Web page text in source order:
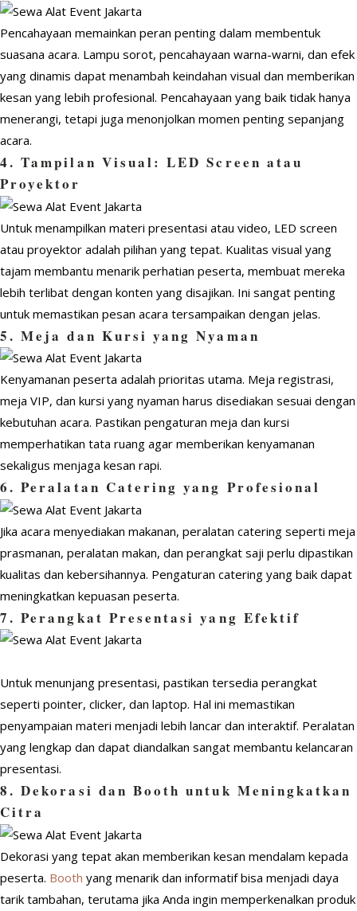
Pencahayaan memainkan peran penting dalam membentuk
suasana acara. Lampu sorot, pencahayaan warna-warni, dan efek
yang dinamis dapat menambah keindahan visual dan memberikan
kesan yang lebih profesional. Pencahayaan yang baik tidak hanya
menerangi, tetapi juga menonjolkan momen penting sepanjang
acara.
4. Tampilan Visual: LED Screen atau
Proyektor
Untuk menampilkan materi presentasi atau video, LED screen
atau proyektor adalah pilihan yang tepat. Kualitas visual yang
tajam membantu menarik perhatian peserta, membuat mereka
lebih terlibat dengan konten yang disajikan. Ini sangat penting
untuk memastikan pesan acara tersampaikan dengan jelas.
5. Meja dan Kursi yang Nyaman
Kenyamanan peserta adalah prioritas utama. Meja registrasi,
meja VIP, dan kursi yang nyaman harus disediakan sesuai dengan
kebutuhan acara. Pastikan pengaturan meja dan kursi
memperhatikan tata ruang agar memberikan kenyamanan
sekaligus menjaga kesan rapi.
6. Peralatan Catering yang Profesional
Jika acara menyediakan makanan, peralatan catering seperti meja
prasmanan, peralatan makan, dan perangkat saji perlu dipastikan
kualitas dan kebersihannya. Pengaturan catering yang baik dapat
meningkatkan kepuasan peserta.
7. Perangkat Presentasi yang Efektif
Untuk menunjang presentasi, pastikan tersedia perangkat
seperti pointer, clicker, dan laptop. Hal ini memastikan
penyampaian materi menjadi lebih lancar dan interaktif. Peralatan
yang lengkap dan dapat diandalkan sangat membantu kelancaran
presentasi.
8. Dekorasi dan Booth untuk Meningkatkan
Citra
Dekorasi yang tepat akan memberikan kesan mendalam kepada
peserta. Booth yang menarik dan informatif bisa menjadi daya
tarik tambahan, terutama jika Anda ingin memperkenalkan produk